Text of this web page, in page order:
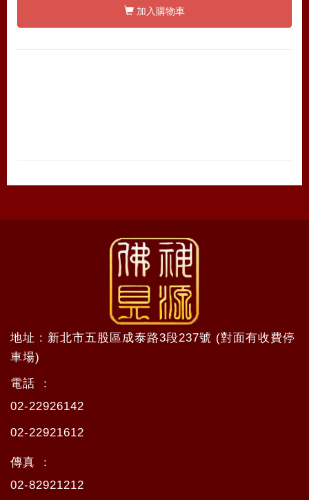
加入購物車
地址 : 新北市五股區成泰路3段237號 (對面有收費停
車場)
電話 ：
02-22926142
02-22921612
傳真 ：
02-82921212